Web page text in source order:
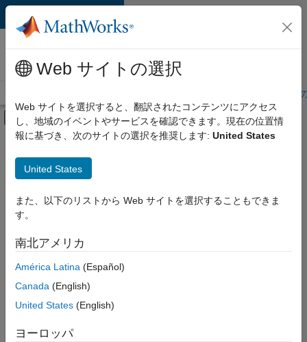
コンテンツへスキップ
MathWorks 採用
情報
学生・キャリア初期
オフキャンバス ナビゲーション メ
メインコンテンツ
絞り込み条件
IT
カスタマー サポート
教育機関向けセールス
マーケティング コミュニケーション
現
こ
の
索
件
Web サイトの選択
Web サイトを選択すると、翻訳されたコンテンツにアクセス
し、地域のイベントやサービスを確認できます。現在の位置情
報に基づき、次のサイトの選択を推奨します: United States
United States
また、以下のリストから Web サイトを選択することもできま
す。
南北アメリカ
América Latina (Español)
Canada (English)
United States (English)
ヨーロッパ